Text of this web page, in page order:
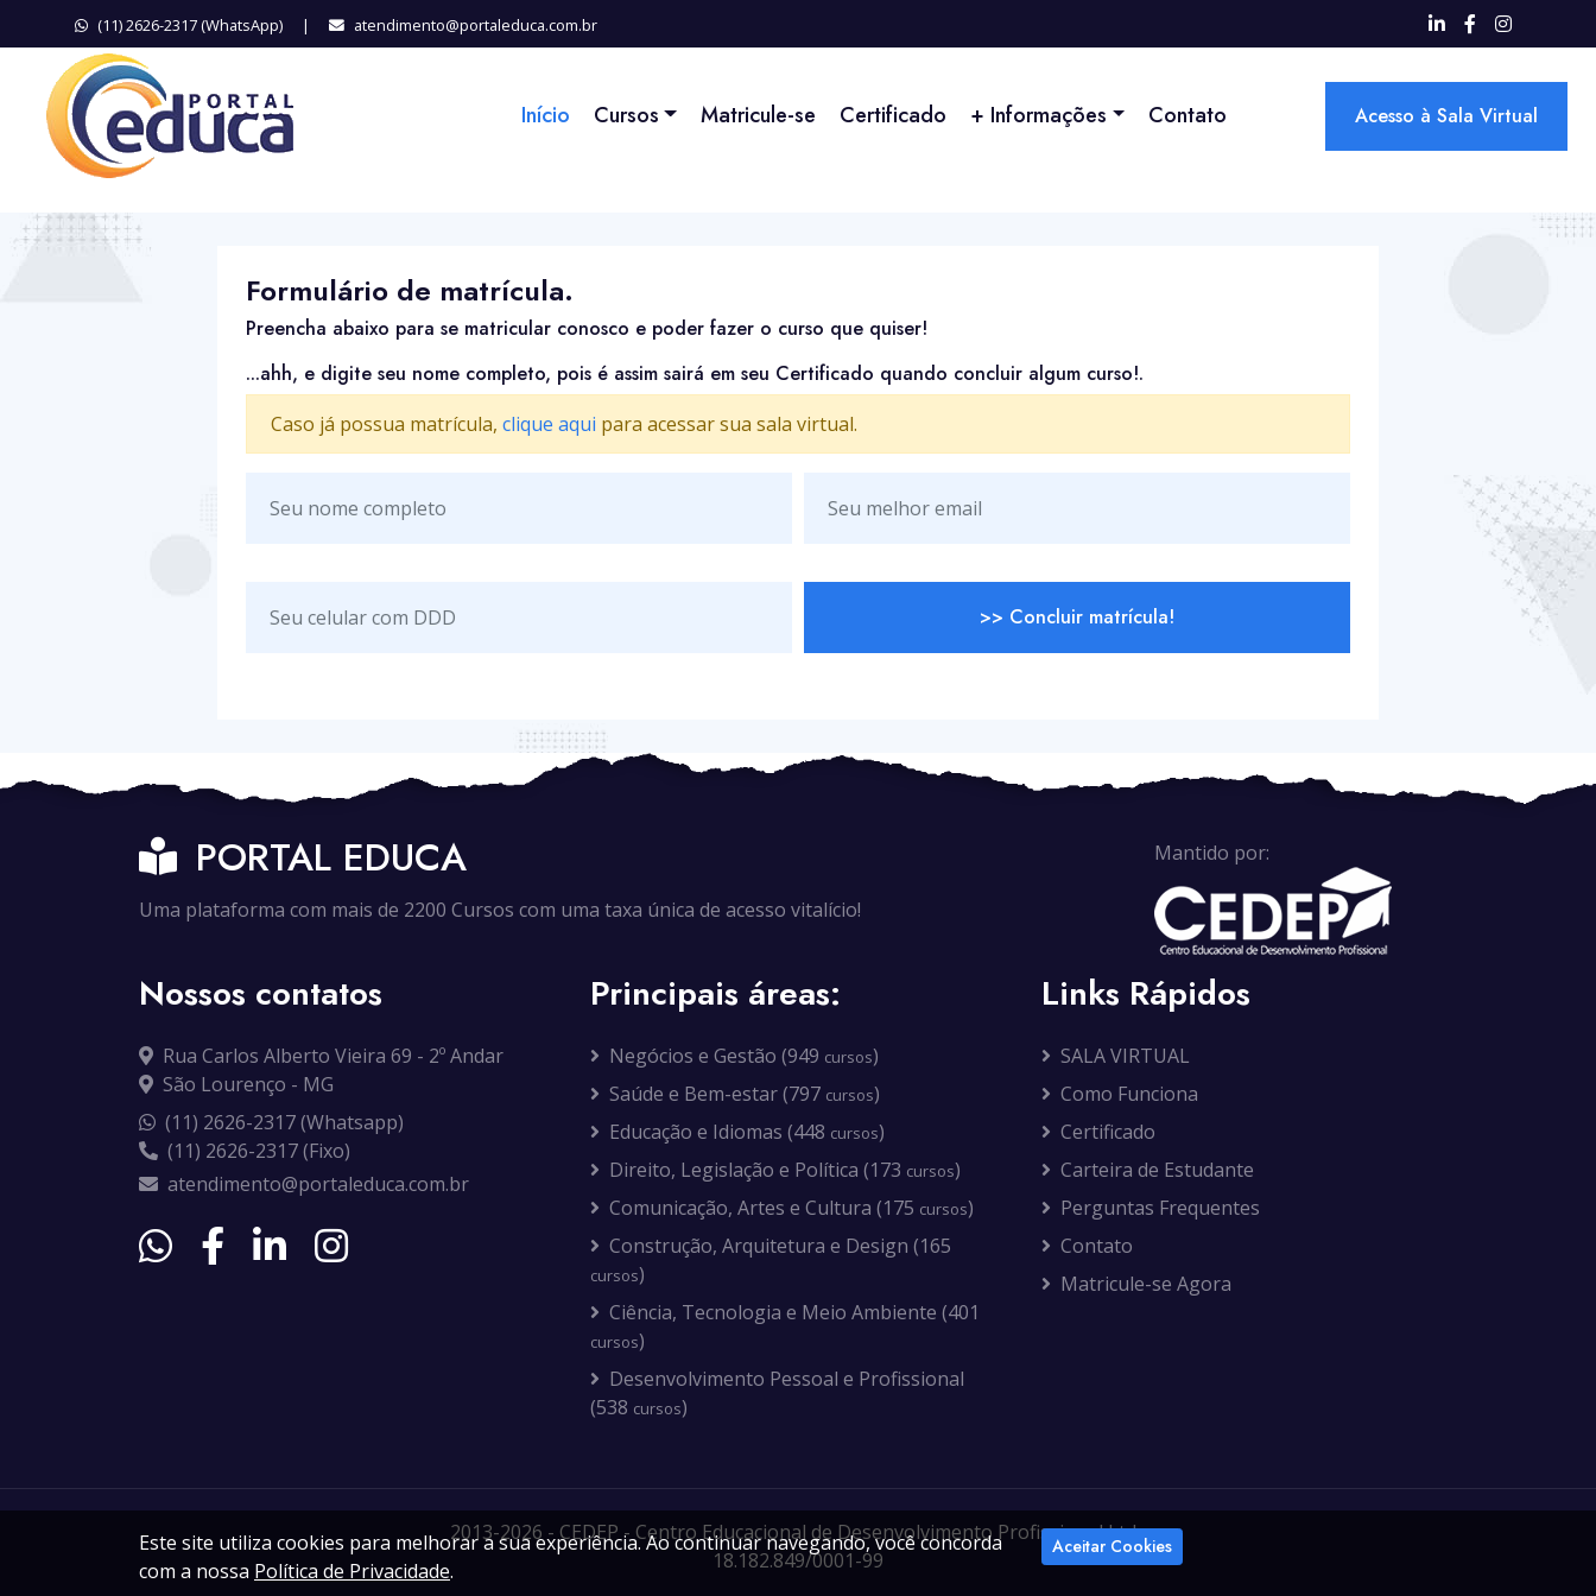
(11) 2626-2317 (WhatsApp) | atendimento@portaleduca.com.br
Início Cursos Matricule-se Certificado + Informações Contato Acesso à Sala Virtual
Formulário de matrícula.
Preencha abaixo para se matricular conosco e poder fazer o curso que quiser!
...ahh, e digite seu nome completo, pois é assim sairá em seu Certificado quando concluir algum curso!.
Caso já possua matrícula, clique aqui para acessar sua sala virtual.
>> Concluir matrícula!
PORTAL EDUCA
Uma plataforma com mais de 2200 Cursos com uma taxa única de acesso vitalício!
Mantido por:
Nossos contatos
Rua Carlos Alberto Vieira 69 - 2º Andar
São Lourenço - MG
(11) 2626-2317 (Whatsapp)
(11) 2626-2317 (Fixo)
atendimento@portaleduca.com.br
Principais áreas:
Negócios e Gestão (949 cursos)
Saúde e Bem-estar (797 cursos)
Educação e Idiomas (448 cursos)
Direito, Legislação e Política (173 cursos)
Comunicação, Artes e Cultura (175 cursos)
Construção, Arquitetura e Design (165
cursos)
Ciência, Tecnologia e Meio Ambiente (401
cursos)
Desenvolvimento Pessoal e Profissional
(538 cursos)
Links Rápidos
SALA VIRTUAL
Como Funciona
Certificado
Carteira de Estudante
Perguntas Frequentes
Contato
Matricule-se Agora
2013-2026 - CEDEP - Centro Educacional de Desenvolvimento Profissional Ltda
18.182.849/0001-99
Este site utiliza cookies para melhorar a sua experiência. Ao continuar navegando, você concorda
com a nossa Política de Privacidade.
Aceitar Cookies